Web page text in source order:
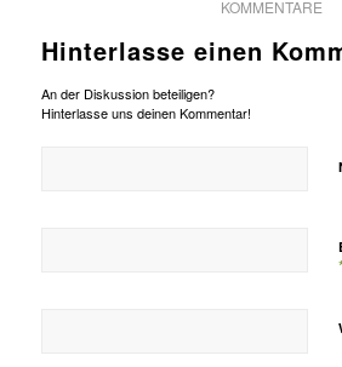
KOMMENTARE
Hinterlasse einen
An der Diskussion beteiligen?
Hinterlasse uns deinen Kommentar!